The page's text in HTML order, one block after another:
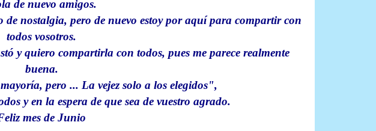
de nuevo amigos.
nostalgia, pero de nuevo estoy por aquí para compartir con
todos vosotros.
y quiero compartirla con todos, pues me parece realmente
buena.
pero ... La vejez solo a los elegidos",
y en la espera de que sea de vuestro agrado.
mes de Junio